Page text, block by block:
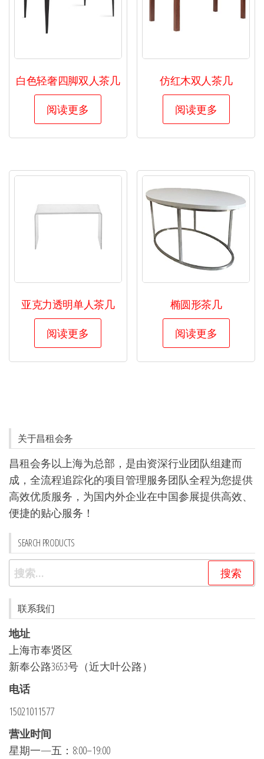
白色轻奢四脚双人茶几
阅读更多
仿红木双人茶几
阅读更多
亚克力透明单人茶几
阅读更多
椭圆形茶几
阅读更多
关于昌租会务
昌租会务以上海为总部，是由资深行业团队组建而
成，全流程追踪化的项目管理服务团队全程为您提供
高效优质服务，为国内外企业在中国参展提供高效、
便捷的贴心服务！
SEARCH PRODUCTS
搜
索：
联系我们
地址
上海市奉贤区
新奉公路3653号（近大叶公路）
电话
15021011577
营业时间
星期一—五：8:00–19:00